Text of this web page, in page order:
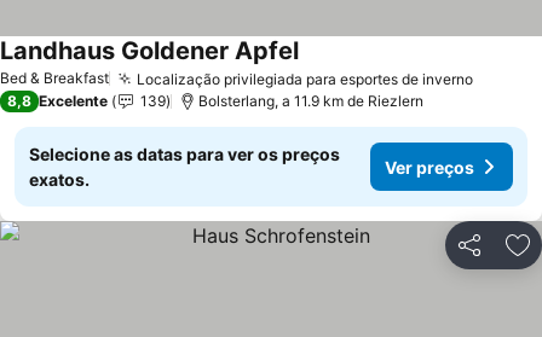
Bed & Breakfast Localização privilegiada para esportes de invernoVer
Landhaus Goldener ApfelVer preços
8,8 Excelente 139 Bolsterlang, a 11.9 km de Riezlern
Selecione as datas para ver os preços
exatos.
Ver preços
Partilhar